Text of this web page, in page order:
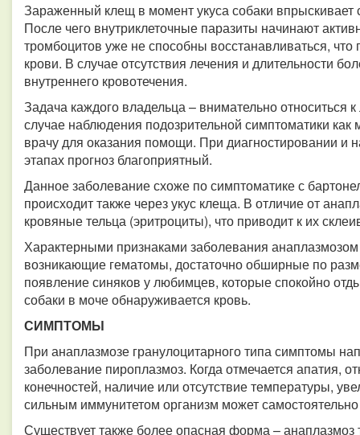
Зараженный клещ в момент укуса собаки впрыскивает
После чего внутриклеточные паразиты начинают
тромбоцитов уже не способны восстанавливаться,
крови. В случае отсутствия лечения и длительности
внутреннего кровотечения.
Задача каждого владельца – внимательно относиться
случае наблюдения подозрительной симптоматики
врачу для оказания помощи. При диагностировании и
этапах прогноз благоприятный.
Данное заболевание схоже по симптоматике с
происходит также через укус клеща. В отличие от
кровяные тельца (эритроциты), что приводит к их
Характерными признаками заболевания
возникающие гематомы, достаточно обширные по
появление синяков у любимцев, которые спокойно
собаки в моче обнаруживается кровь.
СИМПТОМЫ
При анаплазмозе гранулоцитарного типа симптомы
заболевание пироплазмоз. Когда отмечается апатия,
конечностей, наличие или отсутствие температуры,
сильным иммунитетом организм может
Существует также более опасная форма –